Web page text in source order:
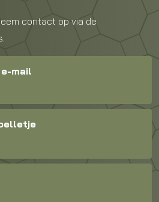
contact op via de
mail